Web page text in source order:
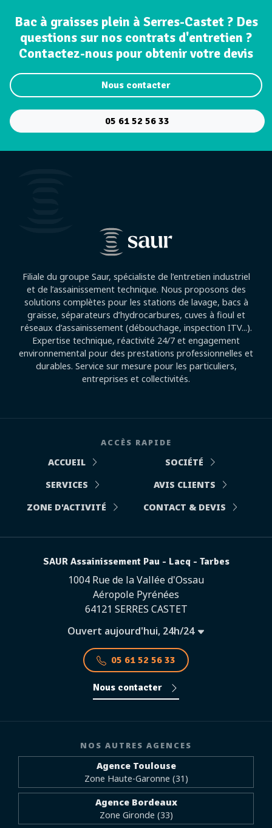
Bac à graisses plein à Serres-Castet ? Des
questions sur nos contrats d'entretien ?
Contactez-nous pour obtenir votre devis
Nous contacter
05 61 52 56 33
Filiale du groupe Saur, spécialiste de l’entretien industriel
et de l’assainissement technique. Nous proposons des
solutions complètes pour les stations de lavage, bacs à
graisse, séparateurs d’hydrocarbures, cuves à fioul et
réseaux d’assainissement (débouchage, inspection ITV...).
Expertise technique, réactivité 24/7 et engagement
environnemental pour des prestations professionnelles et
durables. Service sur mesure pour les particuliers,
entreprises et collectivités.
ACCÈS RAPIDE
ACCUEIL
SOCIÉTÉ
SERVICES
AVIS CLIENTS
ZONE D'ACTIVITÉ
CONTACT & DEVIS
SAUR Assainissement Pau - Lacq - Tarbes
1004 Rue de la Vallée d'Ossau
Aéropole Pyrénées
64121 SERRES CASTET
Ouvert aujourd'hui, 24h/24
05 61 52 56 33
Nous contacter
NOS AUTRES AGENCES
Agence Toulouse
Zone Haute-Garonne (31)
Agence Bordeaux
Zone Gironde (33)